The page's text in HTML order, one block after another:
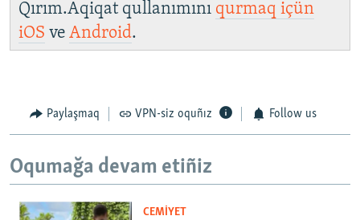
Qırım.Aqiqat qullanımını qurmaq içün
iOS ve Android.
Paylaşmaq VPN-siz oquñız Follow us
Oqumağa devam etiñiz
CEMİYET